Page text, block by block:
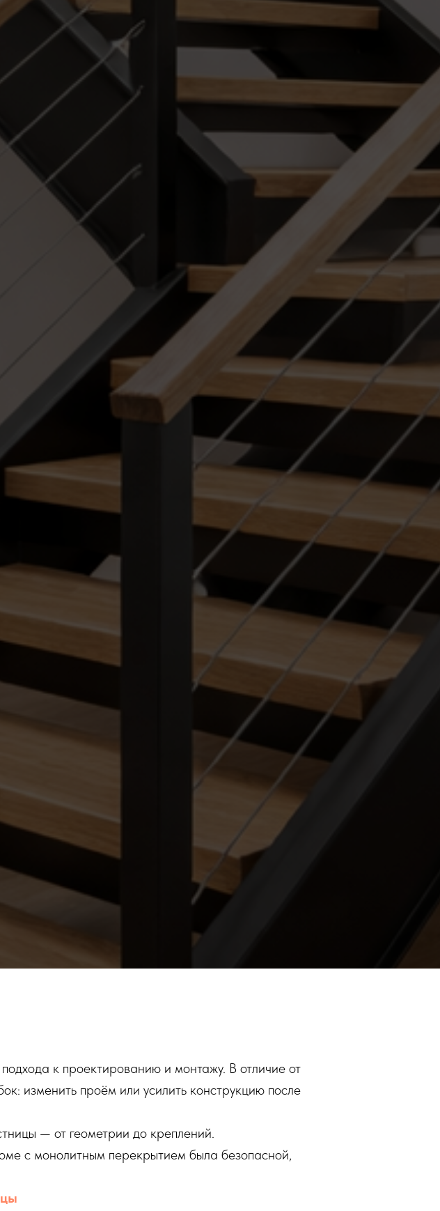
к проектированию и монтажу. В отличие от
изменить проём или усилить конструкцию после
— от геометрии до креплений.
с монолитным перекрытием была безопасной,